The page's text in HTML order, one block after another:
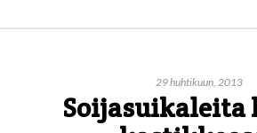
29 huhtikuun, 2013
Soijasuikaleita